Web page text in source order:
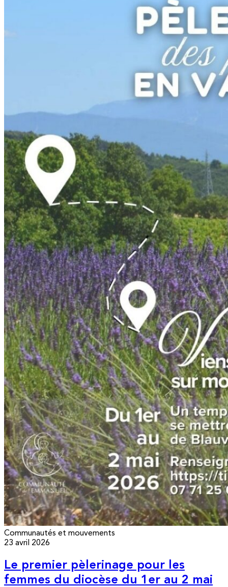
Communautés et mouvements
23 avril 2026
Le premier pèlerinage pour les
femmes du diocèse du 1er au 2 mai